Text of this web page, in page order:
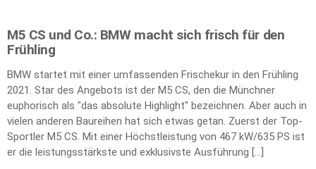
M5 CS und Co.: BMW macht sich frisch für den
Frühling
BMW startet mit einer umfassenden Frischekur in den Frühling
2021. Star des Angebots ist der M5 CS, den die Münchner
euphorisch als "das absolute Highlight" bezeichnen. Aber auch in
vielen anderen Baureihen hat sich etwas getan. Zuerst der Top-
Sportler M5 CS. Mit einer Höchstleistung von 467 kW/635 PS ist
er die leistungsstärkste und exklusivste Ausführung […]